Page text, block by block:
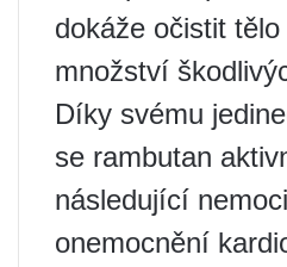
dokáže očistit
množství
Díky svému
se rambutan
následující
onemocnění